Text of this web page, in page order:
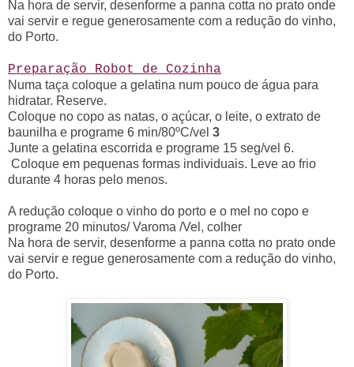
Na hora de servir, desenforme a panna cotta no prato onde
vai servir e regue generosamente com a redução do vinho,
do Porto.
Preparação Robot de Cozinha
Numa taça coloque a gelatina num pouco de água para
hidratar. Reserve.
Coloque no copo as natas, o açúcar, o leite, o extrato de
baunilha e programe 6 min/80ºC/vel 3
Junte a gelatina escorrida e programe 15 seg/vel 6.
Coloque em pequenas formas individuais. Leve ao frio
durante 4 horas pelo menos.
A redução coloque o vinho do porto e o mel no copo e
programe 20 minutos/ Varoma /Vel, colher
Na hora de servir, desenforme a panna cotta no prato onde
vai servir e regue generosamente com a redução do vinho,
do Porto.